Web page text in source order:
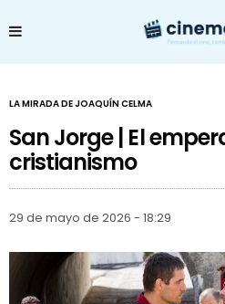
LA MIRADA DE JOAQUÍN CELMA
San Jorge | El
cristianismo
29 de mayo de 2026 - 18:29